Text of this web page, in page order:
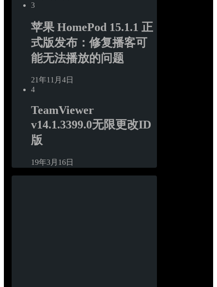
3
苹果 HomePod 15.1.1 正
式版发布：修复播客可
能无法播放的问题
21年11月4日
4
TeamViewer
v14.1.3399.0无限更改ID
版
19年3月16日